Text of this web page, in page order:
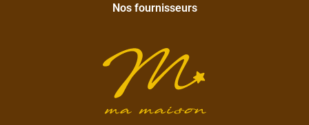
Nos fournisseurs